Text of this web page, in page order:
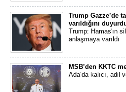
Trump Gazze’de
varıldığını
Trump: Hamas'ın
anlaşmaya varıldı
MSB’den KKTC
Ada’da kalıcı, adil